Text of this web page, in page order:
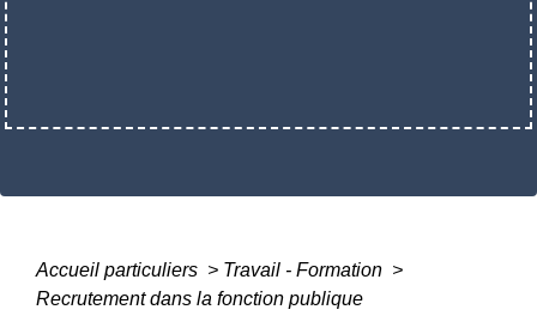
Accueil particuliers > Travail - Formation >
Recrutement dans la fonction publique